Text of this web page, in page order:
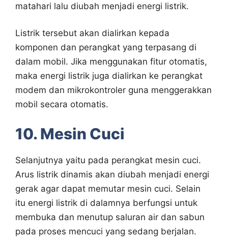
matahari lalu diubah menjadi energi listrik.
Listrik tersebut akan dialirkan kepada
komponen dan perangkat yang terpasang di
dalam mobil. Jika menggunakan fitur otomatis,
maka energi listrik juga dialirkan ke perangkat
modem dan mikrokontroler guna menggerakkan
mobil secara otomatis.
10. Mesin Cuci
Selanjutnya yaitu pada perangkat mesin cuci.
Arus listrik dinamis akan diubah menjadi energi
gerak agar dapat memutar mesin cuci. Selain
itu energi listrik di dalamnya berfungsi untuk
membuka dan menutup saluran air dan sabun
pada proses mencuci yang sedang berjalan.